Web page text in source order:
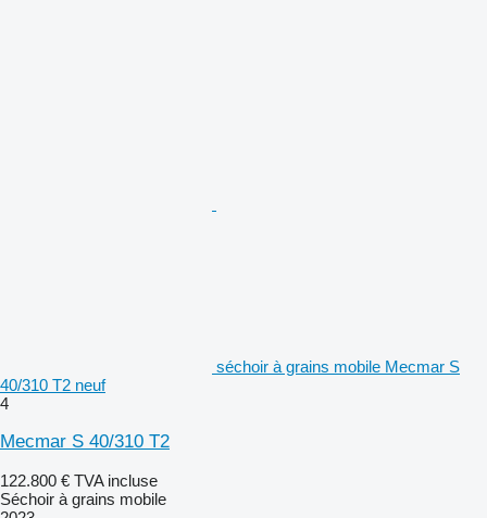
séchoir à grains mobile Mecmar S
40/310 T2 neuf
4
Mecmar S 40/310 T2
122.800 € TVA incluse
Séchoir à grains mobile